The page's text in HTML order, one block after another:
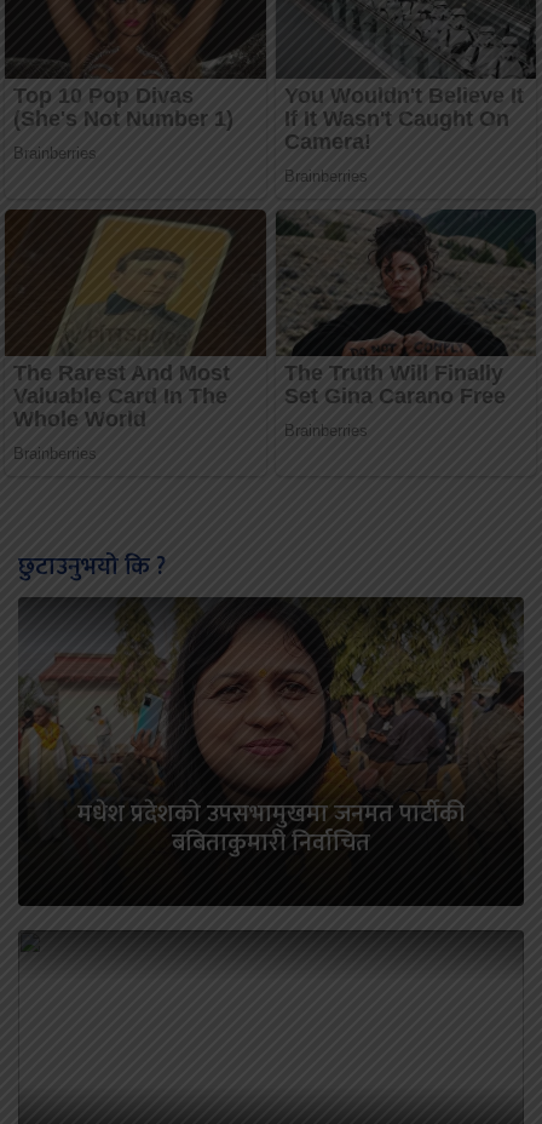
छुटाउनुभयो कि ?
मधेश प्रदेशको उपसभामुखमा जनमत पार्टीकी
बबिताकुमारी निर्वाचित